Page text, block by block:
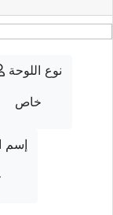
نوع اللوحة
خاص
إسم